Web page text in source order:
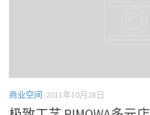
商业空间 2011年10月28日